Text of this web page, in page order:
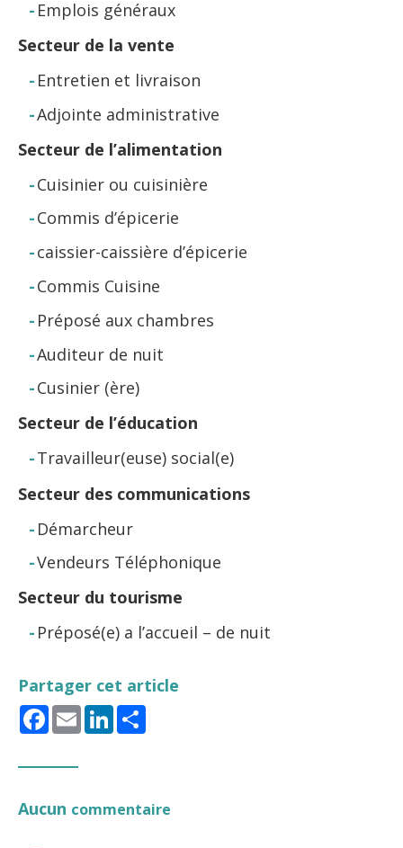
Emplois généraux
Secteur de la vente
Entretien et livraison
Adjointe administrative
Secteur de l’alimentation
Cuisinier ou cuisinière
Commis d’épicerie
caissier-caissière d’épicerie
Commis Cuisine
Préposé aux chambres
Auditeur de nuit
Cusinier (ère)
Secteur de l’éducation
Travailleur(euse) social(e)
Secteur des communications
Démarcheur
Vendeurs Téléphonique
Secteur du tourisme
Préposé(e) a l’accueil – de nuit
Partager cet article
Facebook
EmailLinkedIn
Aucun commentaire